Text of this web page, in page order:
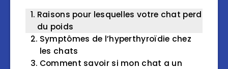
Raisons pour lesquelles votre chat perd
du poids
Symptômes de l’hyperthyroïdie chez
les chats
Comment savoir si mon chat a un